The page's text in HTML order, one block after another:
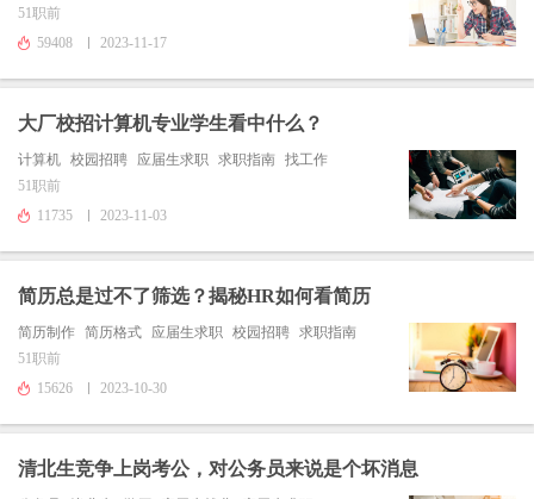
51职前
59408
2023-11-17
大厂校招计算机专业学生看中什么？
计算机 校园招聘 应届生求职 求职指南 找工作
51职前
11735
2023-11-03
简历总是过不了筛选？揭秘HR如何看简历
简历制作 简历格式 应届生求职 校园招聘 求职指南
51职前
15626
2023-10-30
清北生竞争上岗考公，对公务员来说是个坏消息